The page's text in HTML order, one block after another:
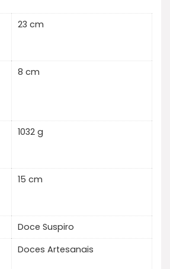
23 cm
8 cm
1032 g
15 cm
Doce Suspiro
Doces Artesanais